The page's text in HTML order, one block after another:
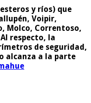
y ríos) que
Voipir,
Molco, Correntoso,
respecto, la
de seguridad,
alcanza a la parte